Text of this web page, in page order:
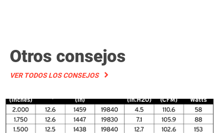
Otros consejos
VER TODOS LOS CONSEJOS